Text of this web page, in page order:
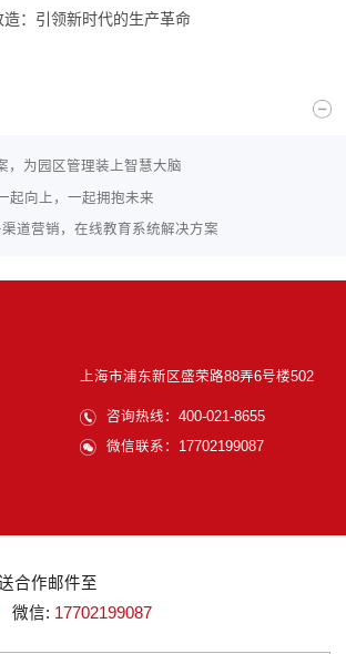
造：引领新时代的生产革命
，为园区管理装上智慧大脑
起向上，一起拥抱未来
道营销，在线教育系统解决方案
上海市浦东新区盛荣路88弄6号楼502
咨询热线：400-021-8655
微信联系：17702199087
合作邮件至
微信: 17702199087